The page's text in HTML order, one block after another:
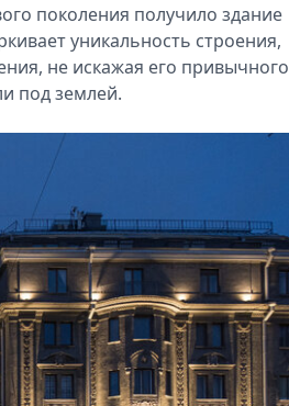
поколения получило здание
уникальность строения,
не искажая его привычного
под землей.